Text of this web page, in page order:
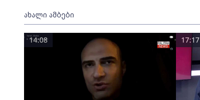
ახალი ამბები
14:08 17:17